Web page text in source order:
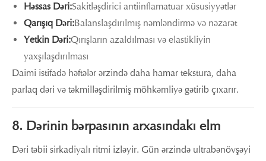
Həssas Dəri:Sakitləşdirici antiinflamatuar xüsusiyyətlər
Qarışıq Dəri:Balanslaşdırılmış nəmləndirmə və nəzarət
Yetkin Dəri:Qırışların azaldılması və elastikliyin
yaxşılaşdırılması
Daimi istifadə həftələr ərzində daha hamar tekstura, daha
parlaq dəri və təkmilləşdirilmiş möhkəmliyə gətirib çıxarır.
8. Dərinin bərpasının arxasındakı elm
Dəri təbii sirkadiyalı ritmi izləyir. Gün ərzində ultrabənövşəyi